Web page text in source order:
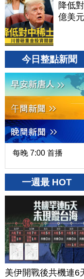
降低
億美元
今日整點新聞
每晚 7:00 首播
一週最 HOT
美伊開戰後共機連6